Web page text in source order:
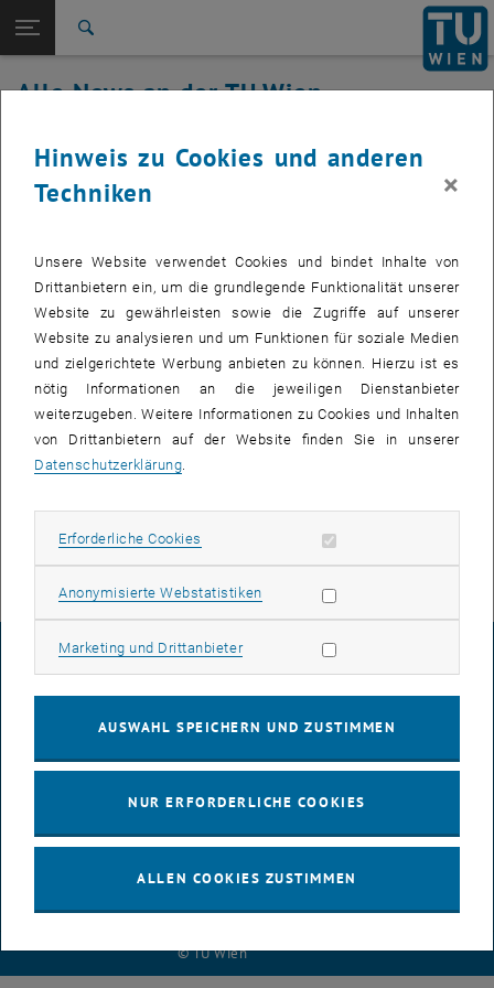
TU Login
Quicklinks
Quicklinks-Menü umschalten
Studium
International
Zur 1. Menü Ebene
Alle News
Zurück: Subseiten von TU Wien Startseite auflisten
Zurück zur letzten Ebene:
TU Wien Startseite
Alle News an der TU Wien
28. April 2021
Störung TUiScsiBackupDisk
Betroffenes Service: TUiScsiBackupDisk
Betroffene Servicenehmer:
(Backupstorage)
Incident Status:erkannt
TUiScsiBackupDisk ist derzeit wegen Kühlungsproblemen und zu
hohen Temperaturen im Arsenal außer Betrieb.
An der Behebung wird gearbeitet. Wir bedanken uns für Ihre Geduld!
© TU Wien# 116210
IMPRESSUM
BARRIEREFREIHEITSERKLÄRUNG
Hinweis zu Cookies und anderen
Techniken
×
Unsere Website verwendet Cookies und bindet Inhalte von
Drittanbietern ein, um die grundlegende Funktionalität unserer
Website zu gewährleisten sowie die Zugriffe auf unserer
Website zu analysieren und um Funktionen für soziale Medien
und zielgerichtete Werbung anbieten zu können. Hierzu ist es
nötig Informationen an die jeweiligen Dienstanbieter
weiterzugeben. Weitere Informationen zu Cookies und Inhalten
von Drittanbietern auf der Website finden Sie in unserer
Datenschutzerklärung.
Erforderliche Cookies Erforderliche Cookies zulassen
Anonymisierte WebstatistikenStatistik Cookies zulassen
Marketing und DrittanbieterMarketing Cookies zulassen
AUSWAHL SPEICHERN UND ZUSTIMMEN
NUR ERFORDERLICHE COOKIES
ALLEN COOKIES ZUSTIMMEN